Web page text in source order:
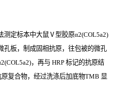
测定标本中大鼠Ⅴ型胶原α2(COL5a2)
孔板，制成固相抗原，往包被的微孔
，再与 HRP 标记的抗原结
原复合物，经过洗涤后加底物TMB 显